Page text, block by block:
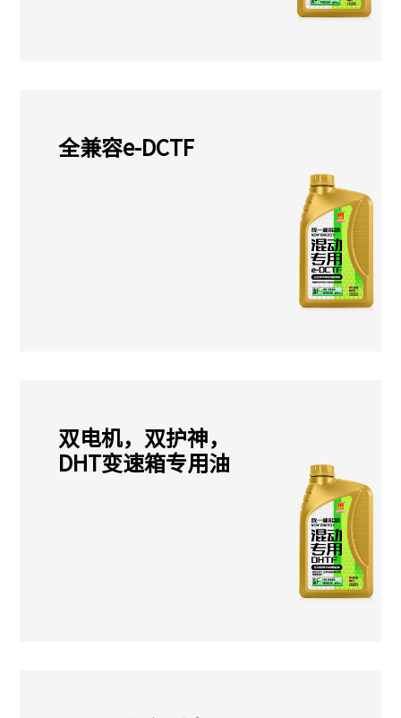
全兼容e-DCTF
双电机，双护神，
DHT变速箱专用油